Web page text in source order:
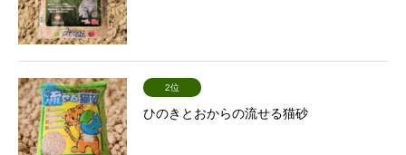
2位
ひのきとおからの流せる猫砂